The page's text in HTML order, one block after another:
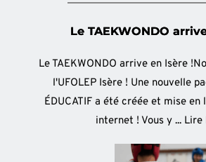
Le TAEKWONDO
Le TAEKWONDO arrive en Isère
l'UFOLEP Isère ! Une nouvelle
ÉDUCATIF a été créée et mise
internet ! Vous y ... Lire